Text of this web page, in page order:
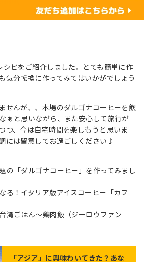
ピをご紹介しました。とても簡単に作
気分転換に作ってみてはいかがでしょう
せんが、、本場のダルゴナコーヒーを飲
ぁと思いながら、また安心して旅行が
つ、今は自宅時間を楽しもうと思いま
には留意してお過ごしください♪
の「ダルゴナコーヒー」を作ってみまし
る！イタリア版アイスコーヒー「カフ
湾ごはん〜鶏肉飯（ジーロウファン
「アジア」に興味わいてきた？あな